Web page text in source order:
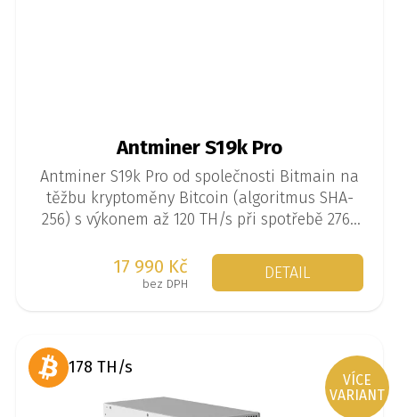
Antminer S19k Pro
Antminer S19k Pro od společnosti Bitmain na
těžbu kryptoměny Bitcoin (algoritmus SHA-
256) s výkonem až 120 TH/s při spotřebě 2760
17 990 Kč
bez DPH
DETAIL
VÍCE
VARIANT
178 TH/s